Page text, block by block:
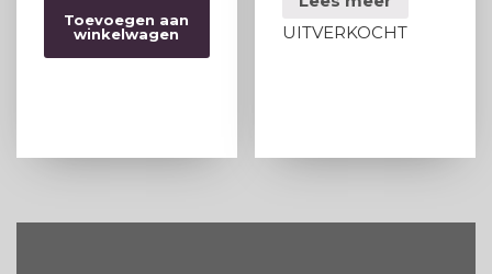
Toevoegen aan
winkelwagen
UITVERKOCHT